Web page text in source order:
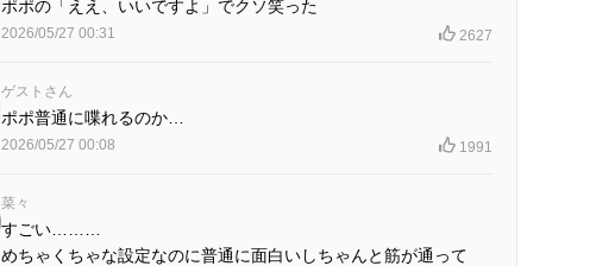
ポポの「ええ、いいですよ」でクソ笑った
2026/05/27 00:31 2627
ゲストさん
ポポ普通に喋れるのか…
2026/05/27 00:08 1991
菜々
すごい………
めちゃくちゃな設定なのに普通に面白いしちゃんと筋が通って